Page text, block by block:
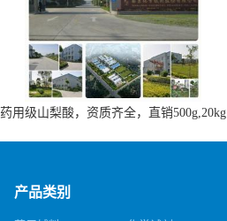
药用级山梨酸，资质齐全，直销500g,20kg
产品类别